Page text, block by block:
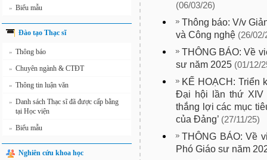
» Biểu mẫu
Đào tạo Thạc sĩ
» Thông báo
» Chuyên ngành & CTĐT
» Thông tin luận văn
» Danh sách Thạc sĩ đã được cấp bằng
tại Học viện
» Biểu mẫu
Nghiên cứu khoa học
(06/03/26)
Thông báo: V/v
và Công nghệ (26/02/
THÔNG BÁO: Về
sư năm 2025 (01/12/
KẾ HOẠCH: Triển
Đại hội lần thứ XIV
thắng lợi các mục
của Đảng’ (27/11/25)
THÔNG BÁO: Về
Phó Giáo sư năm